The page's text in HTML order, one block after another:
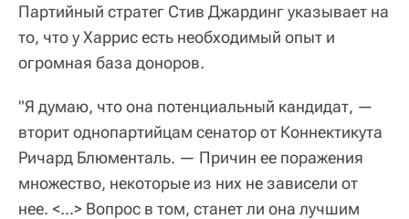
Партийный стратег Стив Джардинг указывает на
то, что у Харрис есть необходимый опыт и
огромная база доноров.
"Я думаю, что она потенциальный кандидат, —
вторит однопартийцам сенатор от Коннектикута
Ричард Блюменталь. — Причин ее поражения
множество, некоторые из них не зависели от
нее. <...> Вопрос в том, станет ли она лучшим